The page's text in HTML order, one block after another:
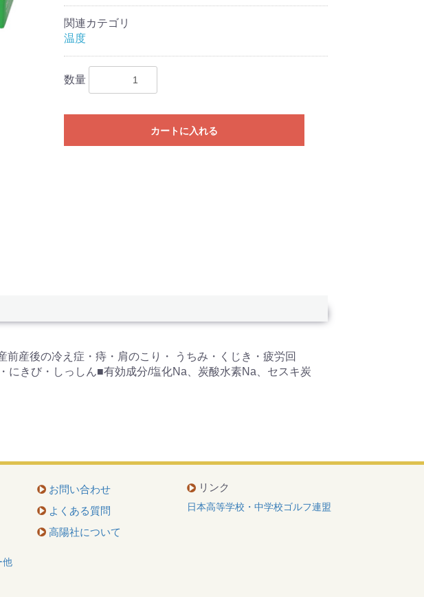
関連カテゴリ
温度
数量
カートに入れる
産後の冷え症・痔・肩のこり・ うちみ・くじき・疲労回
にきび・しっしん■有効成分/塩化Na、炭酸水素Na、セスキ炭
他
お問い合わせ
よくある質問
高陽社について
リンク
日本高等学校・中学校ゴルフ連盟